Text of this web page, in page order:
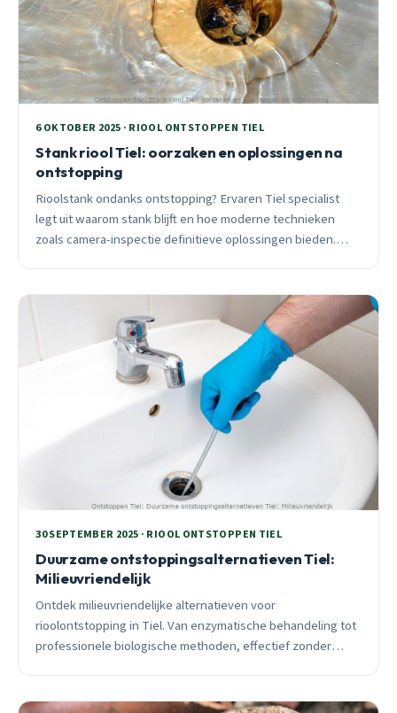
6 OKTOBER 2025 · RIOOL ONTSTOPPEN TIEL
Stank riool Tiel: oorzaken en oplossingen na
ontstopping
Rioolstank ondanks ontstopping? Ervaren Tiel specialist
legt uit waarom stank blijft en hoe moderne technieken
zoals camera-inspectie definitieve oplossingen bieden.
30 SEPTEMBER 2025 · RIOOL ONTSTOPPEN TIEL
Duurzame ontstoppingsalternatieven Tiel:
Milieuvriendelijk
Ontdek milieuvriendelijke alternatieven voor
rioolontstopping in Tiel. Van enzymatische behandeling tot
professionele biologische methoden, effectief zonder